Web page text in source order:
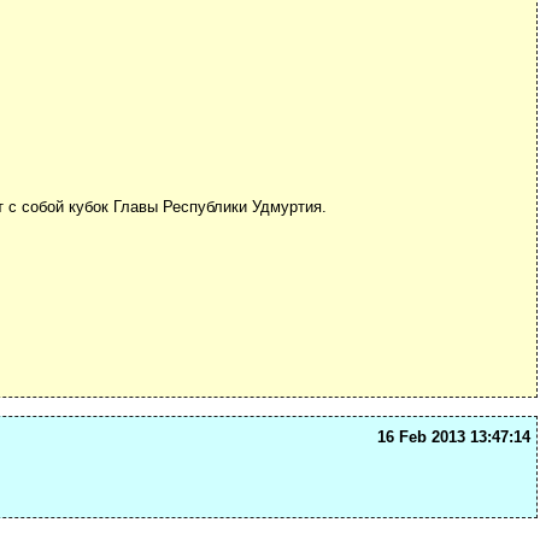
собой кубок Главы Республики Удмуртия.
16 Feb 2013 13:47:14